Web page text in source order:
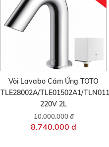
Vòi Lavabo Cảm Ứng TOTO
TLE28002A/TLE01502A1/
220V 2L
10.000.000 đ
8.740.000 đ